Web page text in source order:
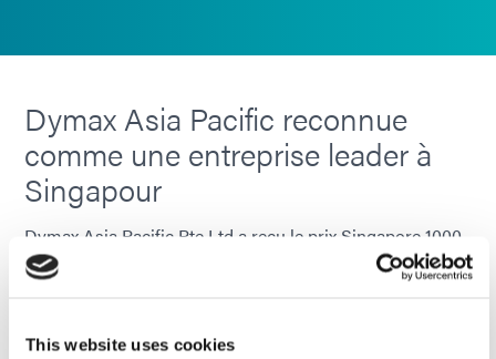
This website uses cookies
Dymax Asia Pacific reconnue
comme une entreprise leader à
Singapour
Dymax Asia Pacific Pte Ltd a reçu le prix Singapore 1000
et Singapore SME 1000 dans son classement annuel des
meilleures entreprises en 2020.
LEARN MORE